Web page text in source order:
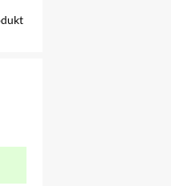
zł